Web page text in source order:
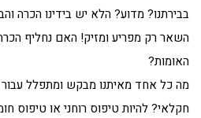
בבירתנו? מדוע? הלא יש בידינו הכרה
השאר רק מפריע ומזיק! האם נחליף
האומות?
מה כל אחד מאיתנו מבקש ומתפלל עבור
חקלאי? להיות טיפוס רוחני או טיפוס